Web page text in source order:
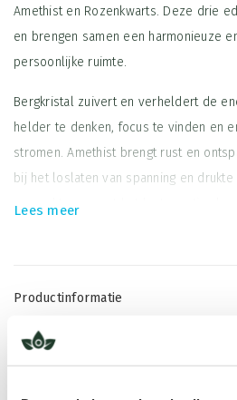
Amethist en Rozenkwarts. Deze drie
en brengen samen een harmonieuze
persoonlijke ruimte.
Bergkristal zuivert en verheldert de
helder te denken, focus te vinden en
stromen. Amethist brengt rust en
bij het loslaten van spanning en
verzacht en opent het hart en
balans: je versterkt helderheid, brengt
de Good Vibes Only in hun
praktijkruimte om de energie in de
Lees meer
Productinformatie
Maat: tussen de 5 en 7 cm.
Tips in gebruik